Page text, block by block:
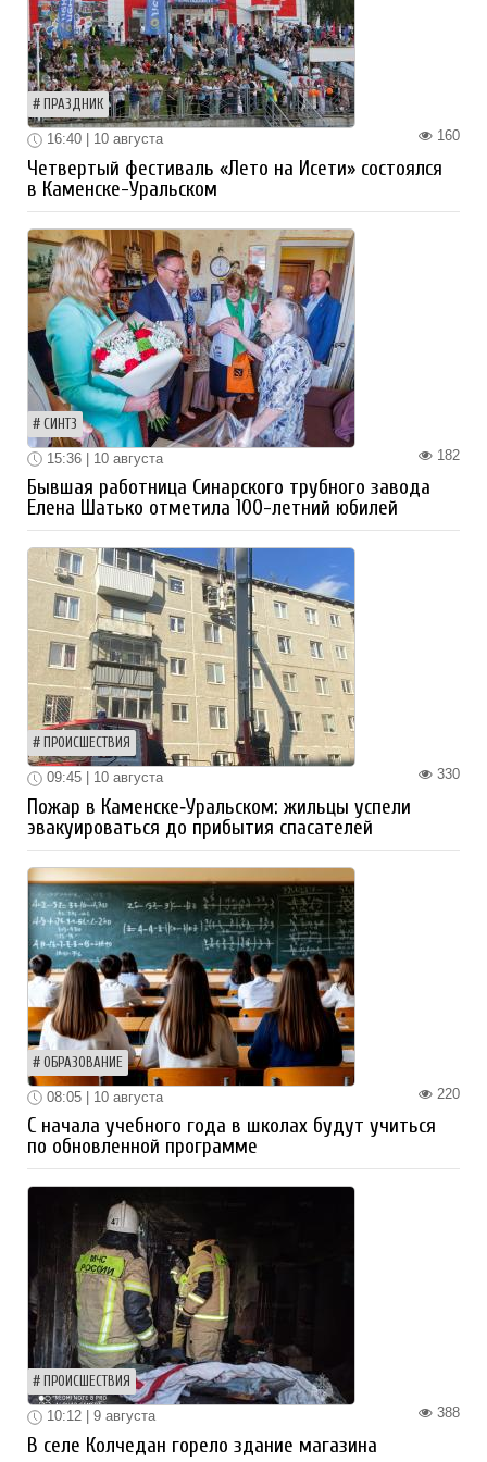
ПРАЗДНИК
160
16:40 | 10 августа
Четвертый фестиваль «Лето на Исети» состоялся
в Каменске-Уральском
СИНТЗ
182
15:36 | 10 августа
Бывшая работница Синарского трубного завода
Елена Шатько отметила 100-летний юбилей
ПРОИСШЕСТВИЯ
330
09:45 | 10 августа
Пожар в Каменске‑Уральском: жильцы успели
эвакуироваться до прибытия спасателей
ОБРАЗОВАНИЕ
220
08:05 | 10 августа
С начала учебного года в школах будут учиться
по обновленной программе
ПРОИСШЕСТВИЯ
388
10:12 | 9 августа
В селе Колчедан горело здание магазина